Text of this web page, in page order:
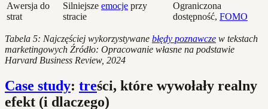
Awersja do
strat
Silniejsze emocje przy
stracie
Ograniczona
dostępność, FOMO
Tabela 5: Najczęściej wykorzystywane błędy poznawcze w tekstach
marketingowych Źródło: Opracowanie własne na podstawie
Harvard Business Review, 2024
Case study: treści, które wywołały realny
efekt (i dlaczego)